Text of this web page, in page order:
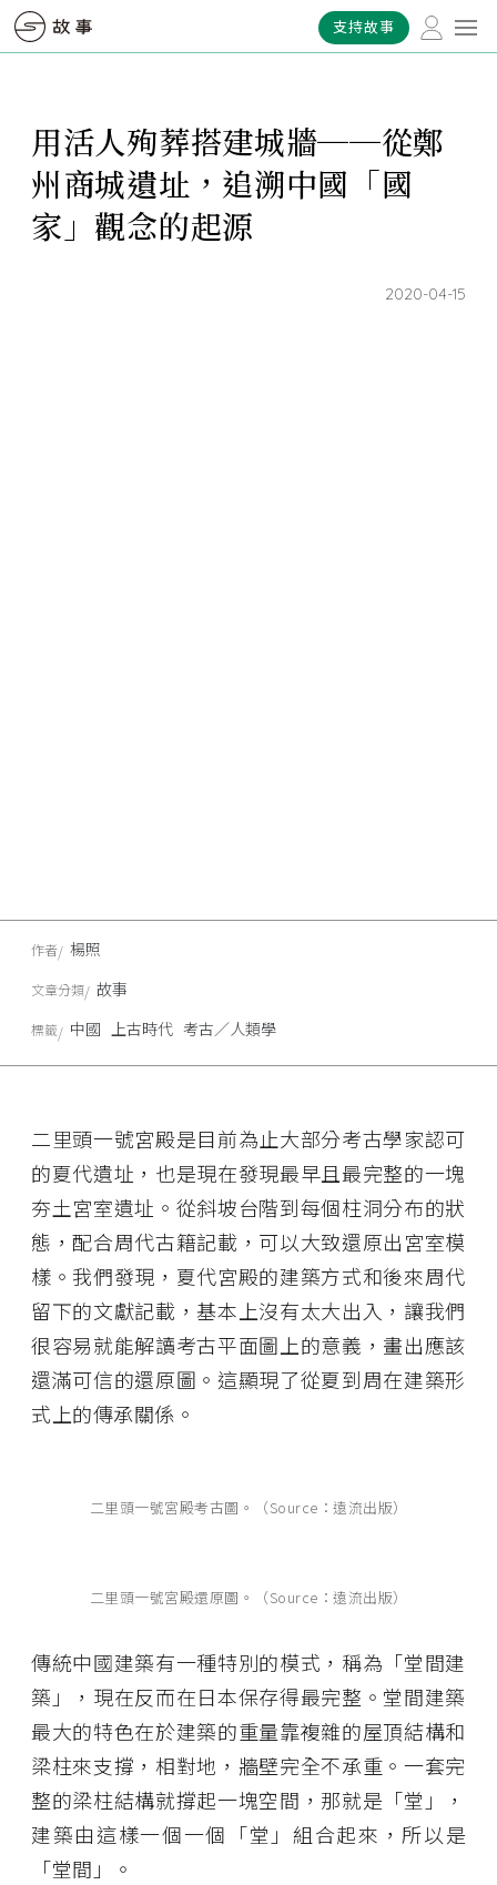
支持故事
用活人殉葬搭建城牆──從鄭
州商城遺址，追溯中國「國
家」觀念的起源
2020-04-15
二里頭一號宮殿是目前為止大部分考古學家認可
的夏代遺址，也是現在發現最早且最完整的一塊
夯土宮室遺址。從斜坡台階到每個柱洞分布的狀
態，配合周代古籍記載，可以大致還原出宮室模
樣。我們發現，夏代宮殿的建築方式和後來周代
留下的文獻記載，基本上沒有太大出入，讓我們
很容易就能解讀考古平面圖上的意義，畫出應該
還滿可信的還原圖。這顯現了從夏到周在建築形
式上的傳承關係。
二里頭一號宮殿考古圖。（Source：遠流出版）
二里頭一號宮殿還原圖。（Source：遠流出版）
傳統中國建築有一種特別的模式，稱為「堂間建
築」，現在反而在日本保存得最完整。堂間建築
最大的特色在於建築的重量靠複雜的屋頂結構和
梁柱來支撐，相對地，牆壁完全不承重。一套完
整的梁柱結構就撐起一塊空間，那就是「堂」，
建築由這樣一個一個「堂」組合起來，所以是
「堂間」。
作者 楊照
文章分類 故事
標籤 中國 上古時代 考古／人類學